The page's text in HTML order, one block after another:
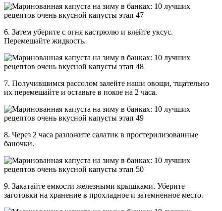
6. Затем уберите с огня кастрюлю и влейте уксус.
Перемешайте жидкость.
7. Получившимся рассолом залейте наши овощи, тщательно
их перемешайте и оставьте в покое на 2 часа.
8. Через 2 часа разложите салатик в простерилизованные
баночки.
9. Закатайте емкости железными крышками. Уберите
заготовки на хранение в прохладное и затемненное место.